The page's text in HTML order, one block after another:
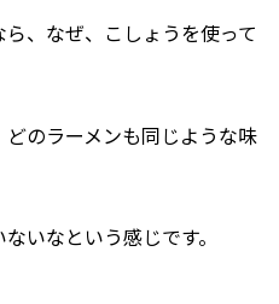
、なぜ、こしょうを使って
のラーメンも同じような味
いなという感じです。